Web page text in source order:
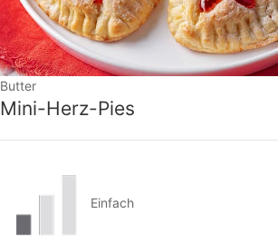
Butter
Mini-Herz-Pies
Einfach